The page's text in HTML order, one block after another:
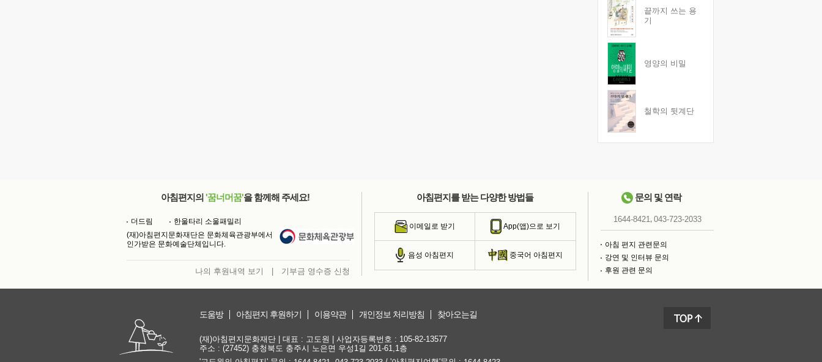
끝까지 쓰는 용
기
영양의 비밀
철학의 뒷계단
아침편지의 '꿈너머꿈'을 함께해 주세요!
더드림
한울타리 소울패밀리
(재)아침편지문화재단은 문화체육관광부에서
인가받은 문화예술단체입니다.
나의 후원내역 보기 기부금 영수증 신청
아침편지를 받는 다양한 방법들
이메일로 받기 App(앱)으로 보기
음성 아침편지 중국어 아침편지
문의 및 연락
1644-8421, 043-723-2033
아침 편지 관련문의
강연 및 인터뷰 문의
후원 관련 문의
도움방 아침편지 후원하기 이용약관 개인정보 처리방침 찾아오는길
(재)아침편지문화재단 | 대표 : 고도원 | 사업자등록번호 : 105-82-13577
주소 : (27452) 충청북도 충주시 노은면 우성1길 201-61,1층